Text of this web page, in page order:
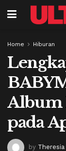
Home Hiburan
Album
pada
by